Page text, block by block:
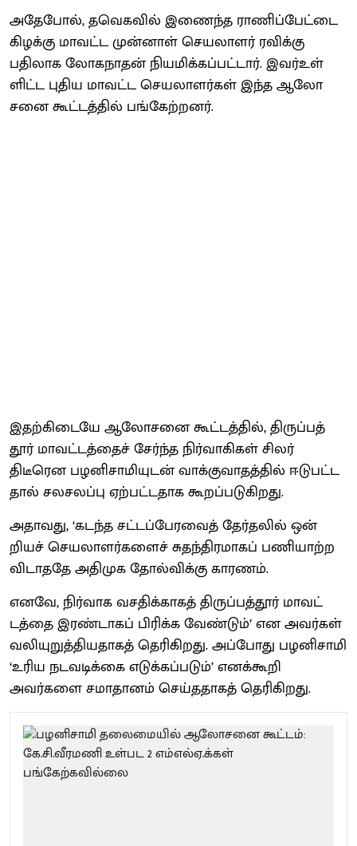
அதே​போல், தவெக​வில் இணைந்த ராணிப்​பேட்டை
கிழக்கு மாவட்ட முன்​னாள் செய​லா​ளர் ரவிக்கு
பதிலாக லோக​நாதன் நியமிக்​கப்​பட்​டார். இவர்உள்​
ளிட்ட புதிய மாவட்ட செயலாளர்கள் இந்த ஆலோ​
சனை கூட்​டத்​தில் பங்​கேற்​றனர்.
இதற்​கிடையே ஆலோ​சனை கூட்​டத்​தில், திருப்பத்​
தூர் மாவட்​டத்​தைச் சேர்ந்த நிர்வாகி​கள் சிலர்
திடீரென பழனிசாமியுடன் வாக்​கு​வாதத்​தில் ஈடு​பட்​ட​
தால் சலசலப்பு ஏற்​பட்​ட​தாக கூறப்​படு​கிறது.
அதாவது, ‘கடந்த சட்​டப்​பேர​வைத் தேர்​தலில் ஒன்​
றியச் செய​லா​ளர்​களைச் சுதந்​திர​மாகப் பணி​யாற்ற
விடாததே அதி​முக​ தோல்விக்​கு காரணம்.
எனவே, நிர்​வாக வசதிக்​காகத் திருப்​பத்​தூர் மாவட்​
டத்தை இரண்​டாகப் பிரிக்க வேண்​டும்’ என அவர்​கள்
வலி​யுறுத்​தி​ய​தாகத் தெரி​கிறது. அப்போது பழனிசாமி
‘உரிய நடவடிக்கை எடுக்​கப்​படும்’ எனக்கூறி
அவர்களை சமா​தானம் செய்​த​தாகத் தெரிகிறது.